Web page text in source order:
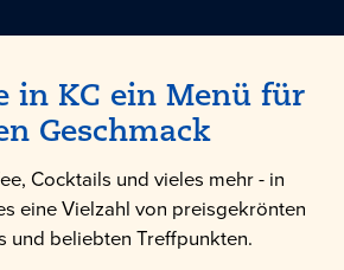
in KC ein Menü für
Geschmack
Cocktails und vieles mehr - in
eine Vielzahl von preisgekrönten
und beliebten Treffpunkten.